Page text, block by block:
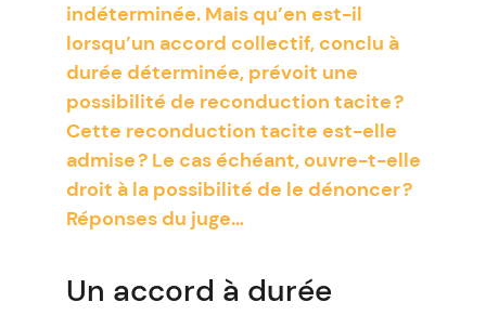
indéterminée. Mais qu’en est-il
lorsqu’un accord collectif, conclu à
durée déterminée, prévoit une
possibilité de reconduction tacite ?
Cette reconduction tacite est-elle
admise ? Le cas échéant, ouvre-t-elle
droit à la possibilité de le dénoncer ?
Réponses du juge…
Un accord à durée